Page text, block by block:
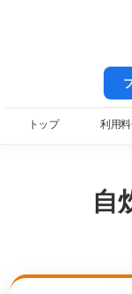
トップ 利用
自